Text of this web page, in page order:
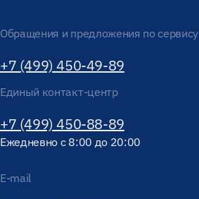
Обращения и предложения по сервису
+7 (499) 450-49-89
Единый контакт-центр
+7 (499) 450-88-89
Ежедневно с 8:00 до 20:00
E-mail